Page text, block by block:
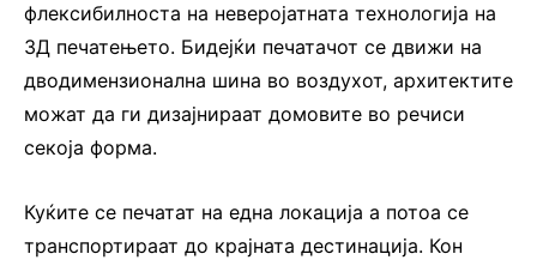
флексибилноста на неверојатната технологија на
3Д печатењето. Бидејќи печатачот се движи на
дводимензионална шина во воздухот, архитектите
можат да ги дизајнираат домовите во речиси
секоја форма.
Куќите се печатат на една локација а потоа се
транспортираат до крајната дестинација. Кон